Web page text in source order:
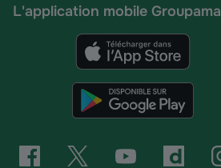
L'application mobile Groupama